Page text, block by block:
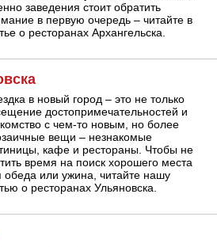
заведения стоит обратить
в первую очередь – читайте в
о ресторанах Архангельска.
в новый город – это не только
достопримечательностей и
с чем-то новым, но более
вещи – незнакомые
кафе и рестораны. Чтобы не
время на поиск хорошего места
обеда или ужина, читайте нашу
о ресторанах Ульяновска.